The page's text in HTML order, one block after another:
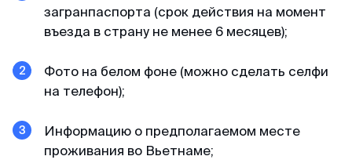
загранпаспорта (срок действия на момент
въезда в страну не менее 6 месяцев);
Фото на белом фоне (можно сделать селфи
на телефон);
Информацию о предполагаемом месте
проживания во Вьетнаме;